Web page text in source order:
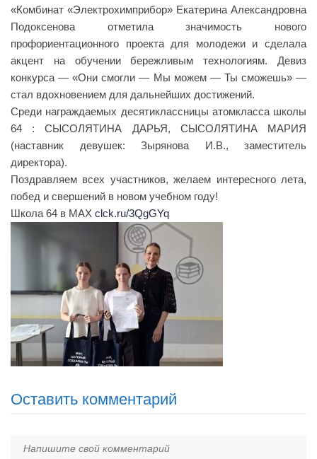
«Комбинат «Электрохимприбор» Екатерина Александровна
Подоксенова отметила значимость нового
профориентационного проекта для молодежи и сделала
акцент на обучении бережливым технологиям. Девиз
конкурса — «Они смогли — Мы можем — Ты сможешь» —
стал вдохновением для дальнейших достижений.
Среди награждаемых десятиклассницы атомкласса школы
64 : СЫСОЛЯТИНА ДАРЬЯ, СЫСОЛЯТИНА МАРИЯ
(наставник девушек: Зырянова И.В., заместитель
директора).
Поздравляем всех участников, желаем интересного лета,
побед и свершений в новом учебном году!
Школа 64 в МАХ clck.ru/3QgGYq
Оставить комментарий